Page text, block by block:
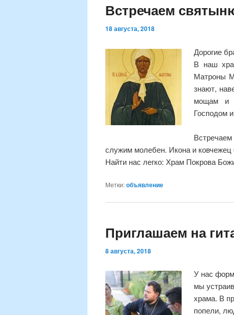
Встречаем
18 августа, 2018
Дорогие
В наш
Матроны
знают,
мощам и
Господом
Встречаем
служим молебен. Икона и ковчежец
Найти нас легко: Храм Покрова
Метки:объявление
Приглашаем на
8 августа, 2018
У нас
мы
храма. В
попели,